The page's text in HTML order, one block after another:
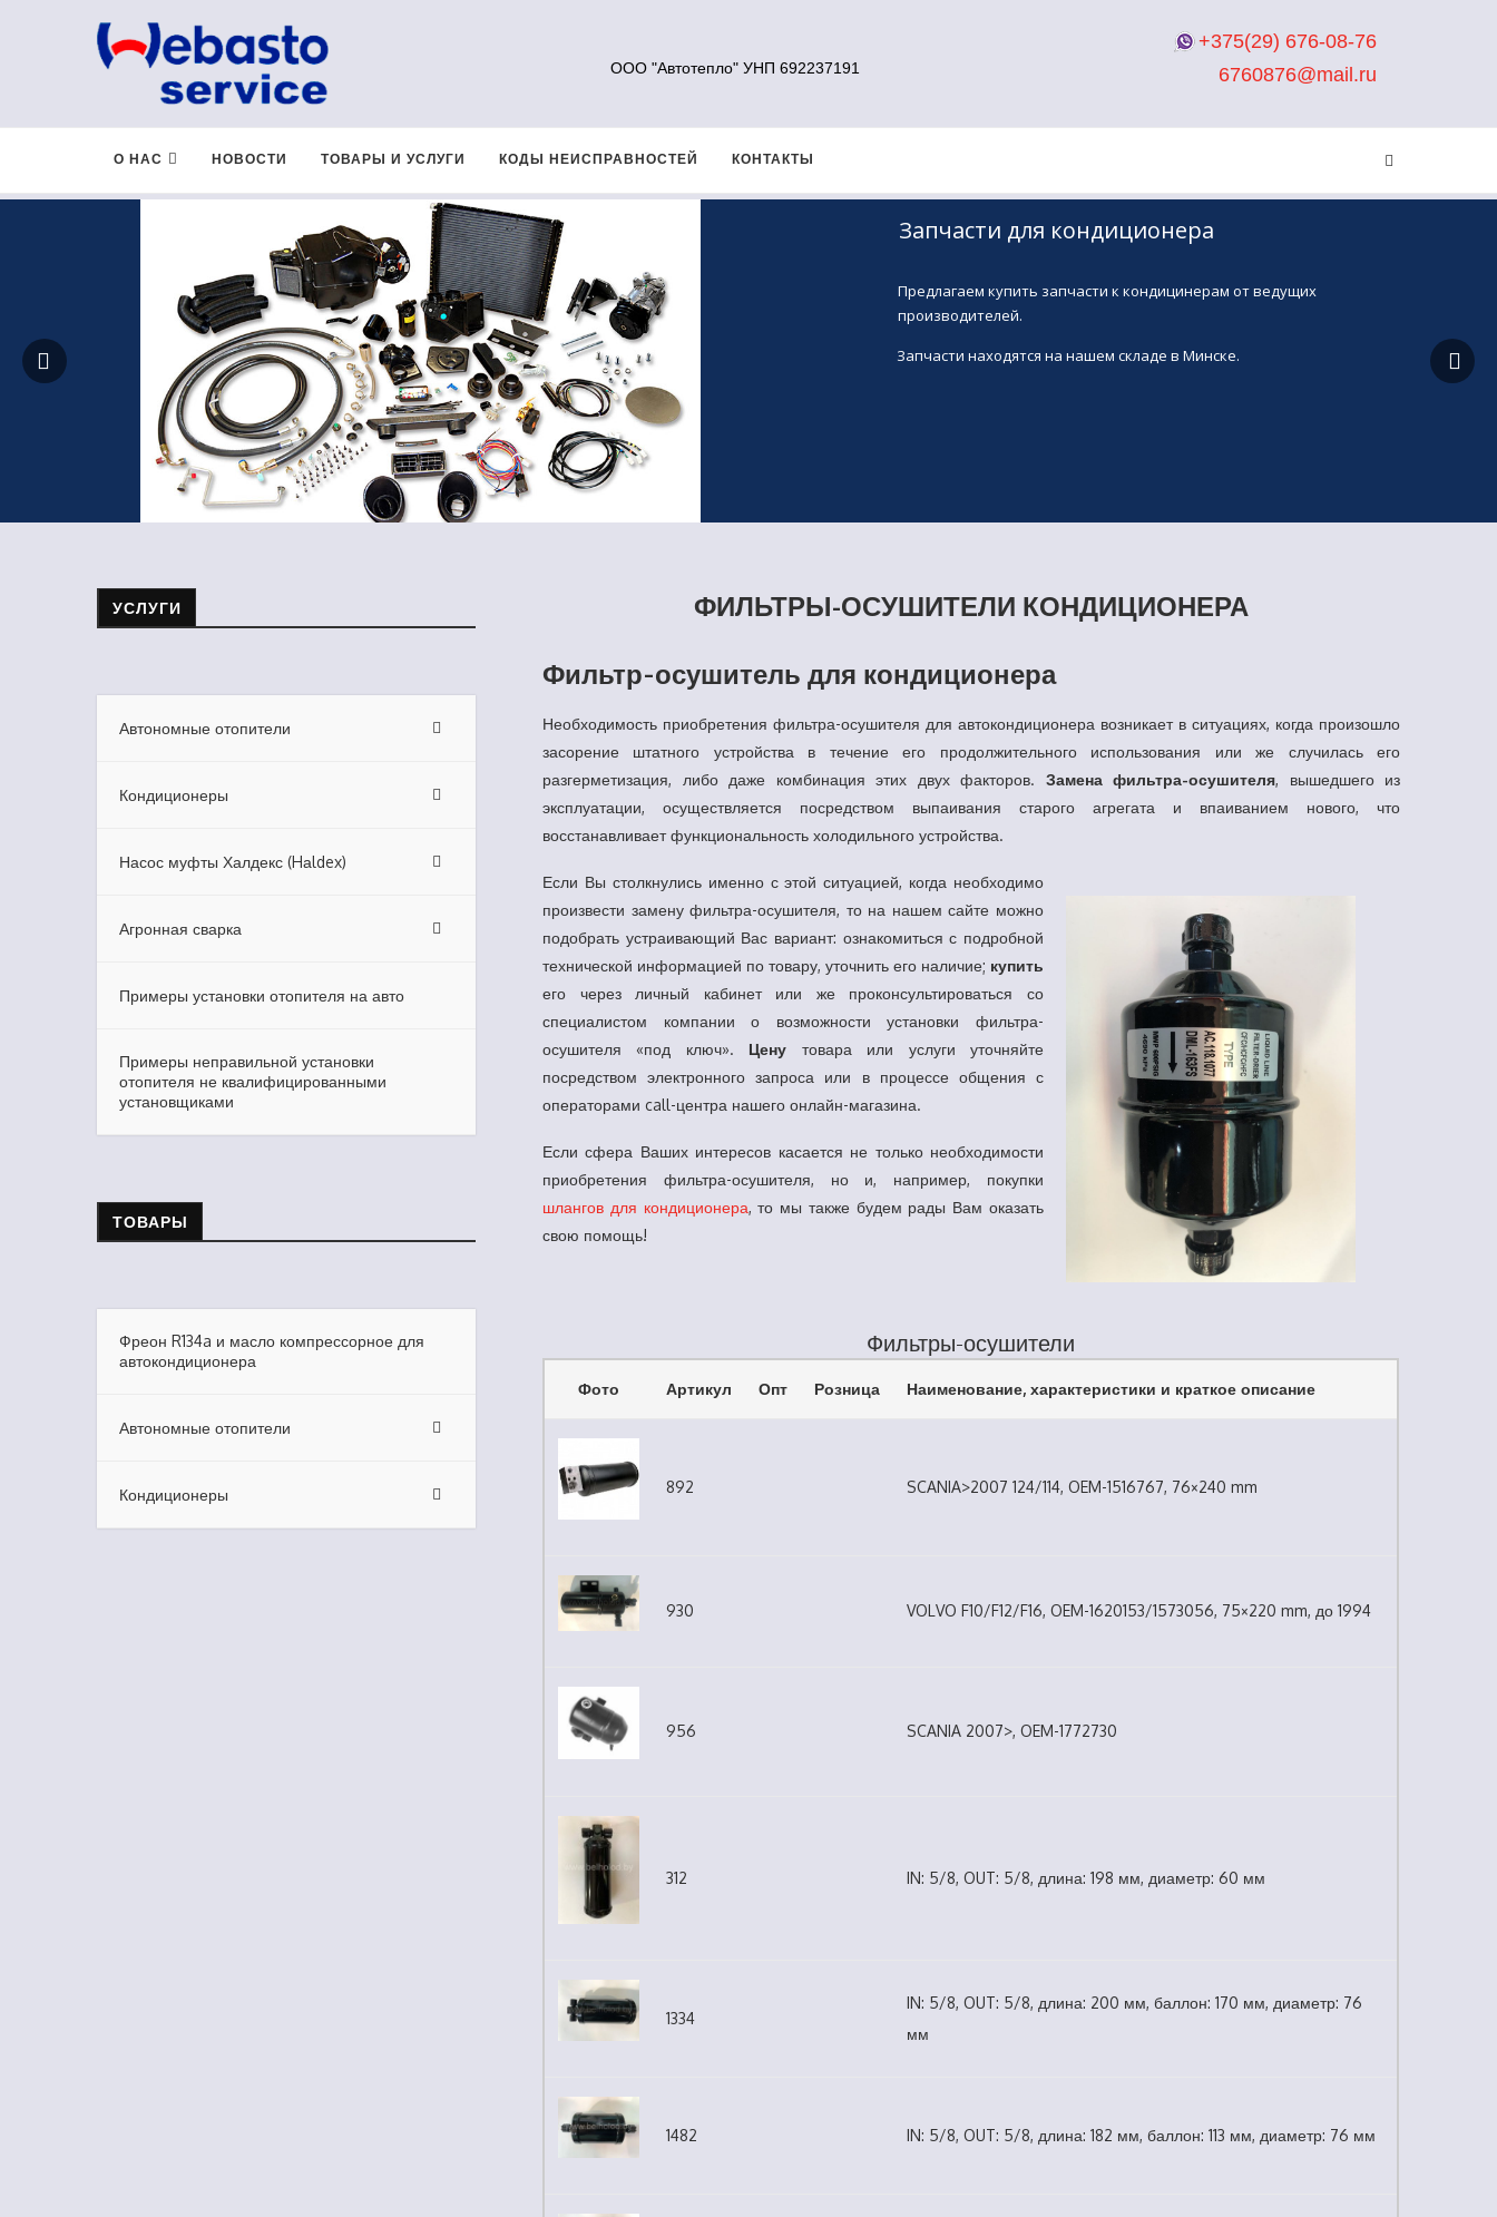
ООО "Автотепло" УНП 692237191
+375(29) 676-08-76
6760876@mail.ru
О НАС НОВОСТИ ТОВАРЫ И УСЛУГИ КОДЫ НЕИСПРАВНОСТЕЙ КОНТАКТЫ
Предлагаем купить запчасти к кондицинерам от ведущих
производителей.
Запчасти для кондиционера
Запчасти находятся на нашем складе в Минске.
Запчасти для ремонта автокондиционера Фильтры-осушители кондиционера
ФИЛЬТРЫ-ОСУШИТЕЛИ КОНДИЦИОНЕРА
Фильтр-осушитель для кондиционера
Необходимость приобретения фильтра-осушителя для автокондиционера возникает в ситуациях, когда произошло
засорение штатного устройства в течение его продолжительного использования или же случилась его
разгерметизация, либо даже комбинация этих двух факторов. Замена фильтра-осушителя, вышедшего из
эксплуатации, осуществляется посредством выпаивания старого агрегата и впаиванием нового, что
восстанавливает функциональность холодильного устройства.
Если Вы столкнулись именно с этой ситуацией, когда необходимо
произвести замену фильтра-осушителя, то на нашем сайте можно
подобрать устраивающий Вас вариант: ознакомиться с подробной
технической информацией по товару, уточнить его наличие; купить
его через личный кабинет или же проконсультироваться со
специалистом компании о возможности установки фильтра-
осушителя «под ключ». Цену товара или услуги уточняйте
посредством электронного запроса или в процессе общения с
операторами call-центра нашего онлайн-магазина.
Если сфера Ваших интересов касается не только необходимости
приобретения фильтра-осушителя, но и, например, покупки
шлангов для кондиционера, то мы также будем рады Вам оказать
свою помощь!
Фильтры-осушители
Фото Артикул Опт Розница Наименование, характеристики и краткое описание
892 SCANIA>2007 124/114, OEM-1516767, 76×240 mm
930 VOLVO F10/F12/F16, OEM-1620153/1573056, 75×220 mm, до 1994
956 SCANIA 2007>, OEM-1772730
312 IN: 5/8, OUT: 5/8, длина: 198 мм, диаметр: 60 мм
1334
IN: 5/8, OUT: 5/8, длина: 200 мм, баллон: 170 мм, диаметр: 76
мм
1482 IN: 5/8, OUT: 5/8, длина: 182 мм, баллон: 113 мм, диаметр: 76 мм
УСЛУГИ
Автономные отопители
Кондиционеры
Насос муфты Халдекс (Hаldex)
Агронная сварка
Примеры установки отопителя на авто
Примеры неправильной установки
отопителя не квалифицированными
установщиками
ТОВАРЫ
Фреон R134a и масло компрессорное для
автокондиционера
Автономные отопители
Кондиционеры